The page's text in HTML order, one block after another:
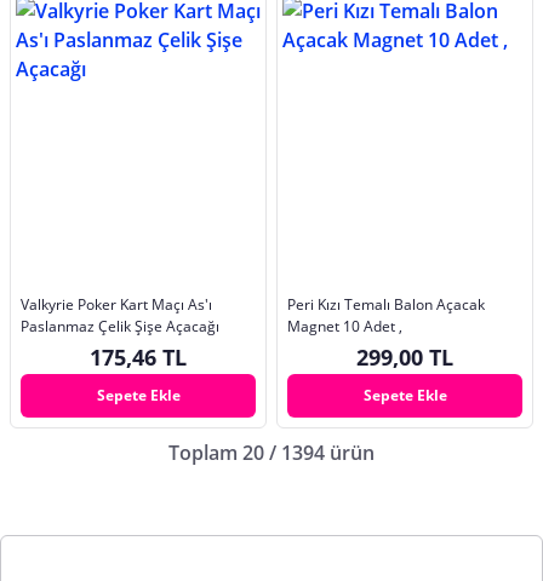
Valkyrie Poker Kart Maçı As'ı
Paslanmaz Çelik Şişe Açacağı
175,46 TL
Sepete Ekle
Peri Kızı Temalı Balon Açacak
Magnet 10 Adet ,
299,00 TL
Sepete Ekle
Toplam 20 / 1394 ürün